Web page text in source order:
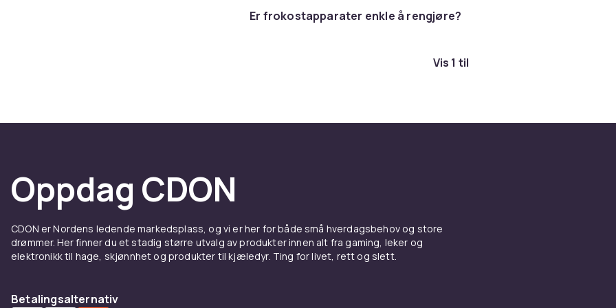
passe på engrytemed vann. Mange modeller kan også dampe egg og er
Materiale og rengjørbarhet er viktige faktorer. Velg produkter med
deler og belagte overflater som enkelt kan tørkes av eller vaskes. En
med uttrekkbar smulebrett gjør det enkelt å holde den ren.
Er frokostapparater enkle å rengjøre?
Vis 1 til
Oppdag CDON
CDON er Nordens ledende markedsplass, og vi er her for både små hverdagsbehov og store
drømmer. Her finner du et stadig større utvalg av produkter innen alt fra gaming, leker og
elektronikk til hage, skjønnhet og produkter til kjæledyr. Ting for livet, rett og slett.
Betalingsalternativ